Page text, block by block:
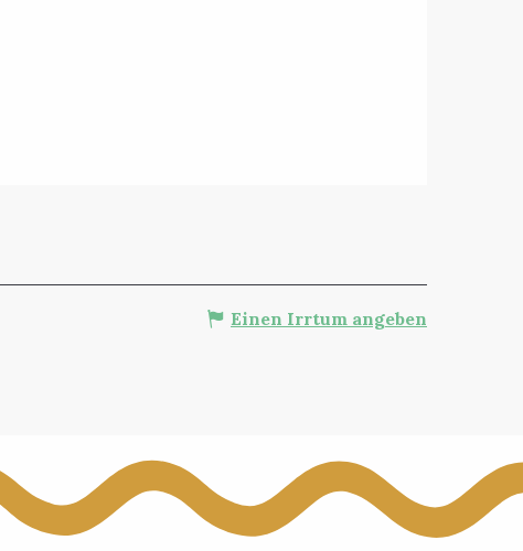
Einen Irrtum angeben